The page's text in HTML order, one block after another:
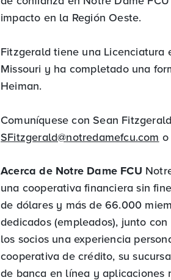
impacto en la Región Oeste.
Fitzgerald tiene una Licenciatura
Missouri y ha completado una
Heiman.
Comuníquese con Sean
SFitzgerald@notredamefcu.com
Acerca de Notre Dame FCU
una cooperativa financiera sin
de dólares y más de 66.000
dedicados (empleados), junto
los socios una experiencia
cooperativa de crédito, su
de banca en línea y aplicaciones